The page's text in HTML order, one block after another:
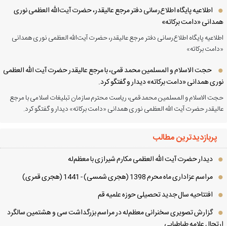
اطلاعیه پایگاه اطلاع‌رسانی دفتر مرجع عالیقدر، حضرت آیت‌الله العظمی نوری
«دامت برکاته»
پایگاه اطلاع‌رسانی دفتر مرجع عالیقدر، حضرت آیت‌الله العظمی نوری همدانی
برکاته»
حجت الاسلام و المسلمین محمد قمی، با مرجع عالیقدر حضرت آیت الله العظمی
همدانی «دامت برکاته» دیدار و گفتگو کرد.
الاسلام و المسلمین محمد قمی، ریاست محترم سازمان تبلیغات اسلامی با مرجع
حضرت آیت الله العظمی نوری همدانی «دامت برکاته» دیدار و گفتگو کرد.
پربازدیدترین مطالب
دیدار حضرت آیت الله العظمی مكارم شیرازی با معظم‌له
مراسم عزاداری ماه محرم 1398 (هجری شمسی) - 1441 (هجری قمری)
افتتاحیه سال جدید تحصیلی حوزه علمیه قم
گزارش تصویری سخنرانی معظم‌له در مراسم بزرگداشت سی و هشتمین سالگرد